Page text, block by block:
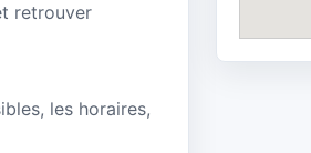
retrouver
les horaires,